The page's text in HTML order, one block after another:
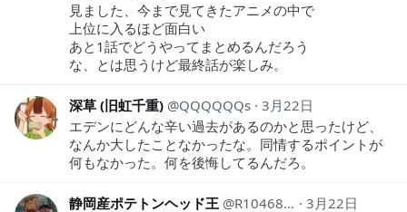
見ました、今まで見てきたアニメの中で
上位に入るほど面白い
あと1話でどうやってまとめるんだろう
な、とは思うけど最終話が楽しみ。
深草 (旧虹千重) QQQQQQs 3月22日
エデンにどんな辛い過去があるのかと思ったけど、
なんか大したことなかったな。同情するポイントが
何もなかった。何を後悔してるんだろ。
静岡産ポテトンヘッド王 R1046863666
3月22日